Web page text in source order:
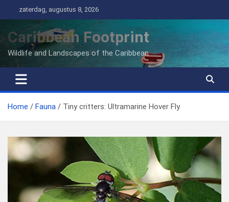
naar
inhoud
zaterdag, augustus 8, 2026
Caribbean Footprint
Wildlife and Landscapes of the Caribbean
Home Fauna Tiny critters: Ultramarine Hover Fly